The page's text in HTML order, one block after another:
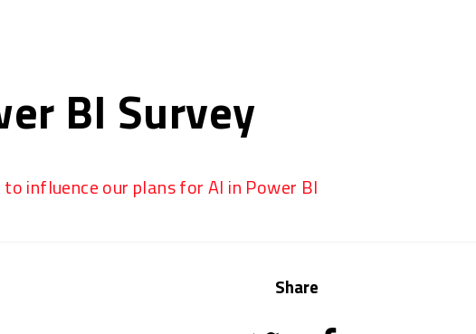
BI Survey
influence our plans for AI in Power BI
Share